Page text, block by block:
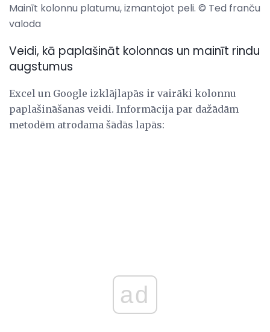
Mainīt kolonnu platumu, izmantojot peli. © Ted franču
valoda
Veidi, kā paplašināt kolonnas un mainīt rindu
augstumus
Excel un Google izklājlapās ir vairāki kolonnu
paplašināšanas veidi. Informācija par dažādām
metodēm atrodama šādās lapās:
ad